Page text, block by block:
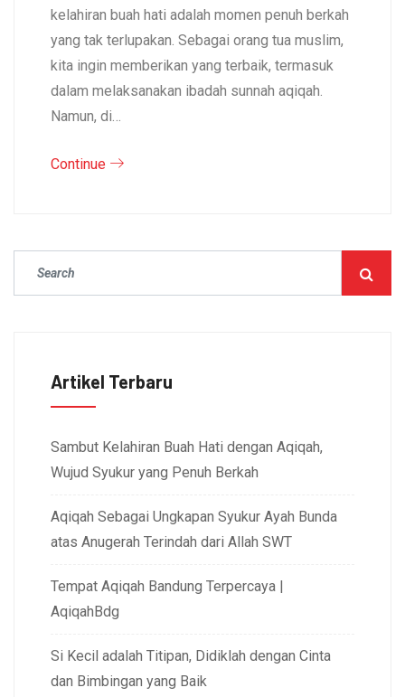
kelahiran buah hati adalah momen penuh berkah
yang tak terlupakan. Sebagai orang tua muslim,
kita ingin memberikan yang terbaik, termasuk
dalam melaksanakan ibadah sunnah aqiqah.
Namun, di…
Continue
Artikel Terbaru
Sambut Kelahiran Buah Hati dengan Aqiqah,
Wujud Syukur yang Penuh Berkah
Aqiqah Sebagai Ungkapan Syukur Ayah Bunda
atas Anugerah Terindah dari Allah SWT
Tempat Aqiqah Bandung Terpercaya |
AqiqahBdg
Si Kecil adalah Titipan, Didiklah dengan Cinta
dan Bimbingan yang Baik